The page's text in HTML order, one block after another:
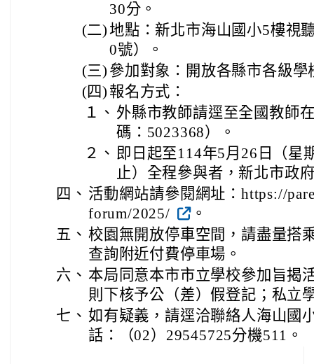
30分。
(二)地點：新北市海山國小5樓視
0號）。
(三) 參加對象：開放各縣市各級學
(四) 報名方式：
１、 外縣市教師請逕至全國教師
碼：5023368）。
２、 即日起至114年5月26日（星
止）全程參與者，新北市政
四、 活動網站請參閱網址：https://
forum/2025/
。
五、 校園無開放停車空間，請盡量搭
查詢附近付費停車場。
六、 本局同意本市市立學校參加旨揭
則下核予公（差）假登記；私立
七、 如有疑義，請逕洽聯絡人海山國
話：（02）29545725分機511。